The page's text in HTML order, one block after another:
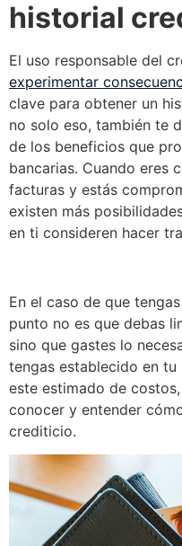
historial
El uso responsable del
experimentar
clave para obtener un
no solo eso, también te
de los beneficios que
bancarias. Cuando eres
facturas y estás
existen más
en ti consideren hacer
En el caso de que
punto no es que debas
sino que gastes lo
tengas establecido en
este estimado de
conocer y entender
crediticio.